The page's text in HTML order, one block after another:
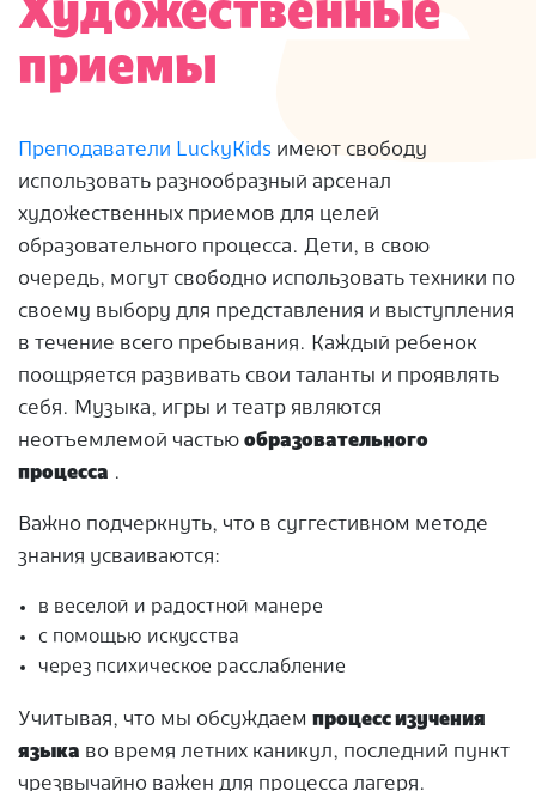
Художественные
приемы
Преподаватели LuckyKids имеют свободу
использовать разнообразный арсенал
художественных приемов для целей
образовательного процесса. Дети, в свою
очередь, могут свободно использовать техники по
своему выбору для представления и выступления
в течение всего пребывания. Каждый ребенок
поощряется развивать свои таланты и проявлять
себя. Музыка, игры и театр являются
неотъемлемой частью образовательного
процесса .
Важно подчеркнуть, что в суггестивном методе
знания усваиваются:
в веселой и радостной манере
с помощью искусства
через психическое расслабление
Учитывая, что мы обсуждаем процесс изучения
языка во время летних каникул, последний пункт
чрезвычайно важен для процесса лагеря.